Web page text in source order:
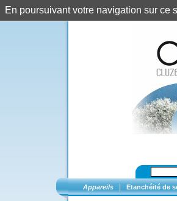
Appareils Etanchéité de
En poursuivant votre navigation sur